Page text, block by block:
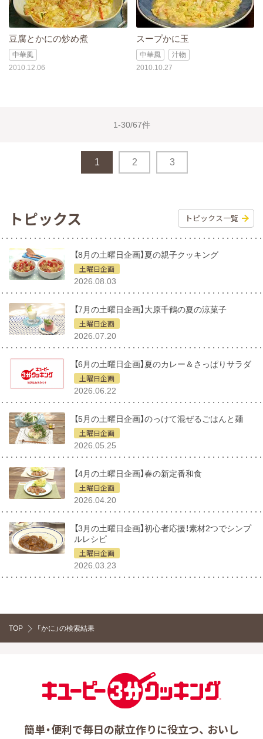
豆腐とかにの炒め煮
中華風
2010.12.06
スープかに玉
中華風
汁物
2010.10.27
1-30/67件
1 2 3
トピックス トピックス一覧
【8月の土曜日企画】夏の親子クッキング
土曜日企画
2026.08.03
【7月の土曜日企画】大原千鶴の夏の涼菓子
土曜日企画
2026.07.20
【6月の土曜日企画】夏のカレー＆さっぱりサラダ
土曜日企画
2026.06.22
【5月の土曜日企画】のっけて混ぜるごはんと麺
土曜日企画
2026.05.25
【4月の土曜日企画】春の新定番和食
土曜日企画
2026.04.20
【3月の土曜日企画】初心者応援！素材2つでシンプ
ルレシピ
土曜日企画
2026.03.23
TOP 「かに」の検索結果
簡単・便利で毎日の献立作りに役立つ、 おいし